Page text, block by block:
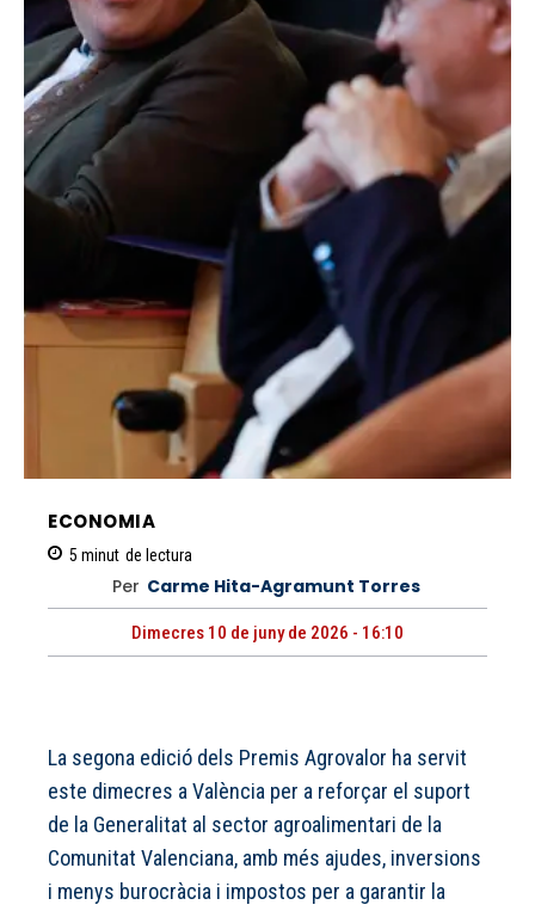
ECONOMIA
5 minut de lectura
Per Carme Hita-Agramunt Torres
Dimecres 10 de juny de 2026 - 16:10
La segona edició dels Premis Agrovalor ha servit
este dimecres a València per a reforçar el suport
de la Generalitat al sector agroalimentari de la
Comunitat Valenciana, amb més ajudes, inversions
i menys burocràcia i impostos per a garantir la